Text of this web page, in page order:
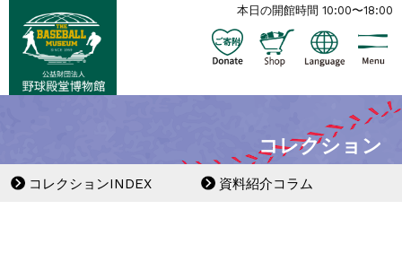
本日の開館時間 10:00〜18:00
コレクション
コレクションINDEX 資料紹介コラム